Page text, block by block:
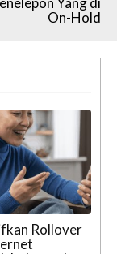
On-Hold
Rollover